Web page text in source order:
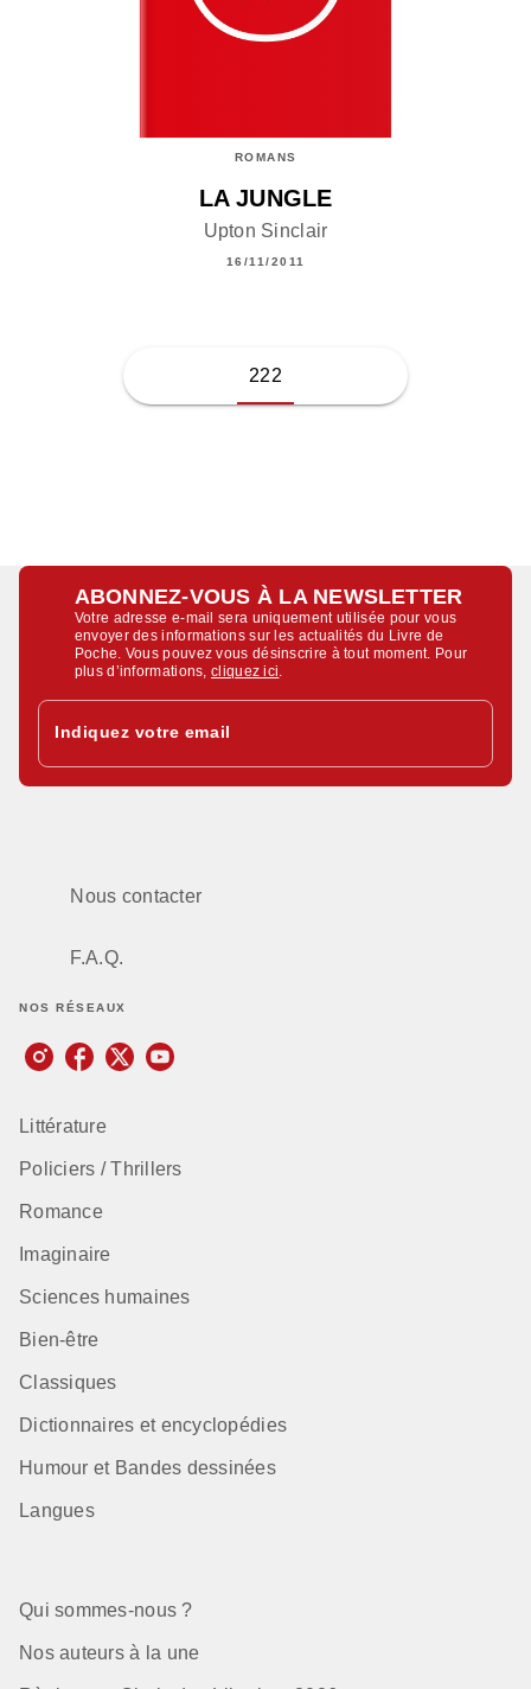
ROMANS
LA JUNGLE
Upton Sinclair
16/11/2011
222
ABONNEZ-VOUS À LA NEWSLETTER
Votre adresse e-mail sera uniquement utilisée pour vous
envoyer des informations sur les actualités du Livre de
Poche. Vous pouvez vous désinscrire à tout moment. Pour
plus d’informations,cliquez ici
Indiquez votre email
Nous contacter
F.A.Q.
NOS RÉSEAUX
Littérature
Policiers / Thrillers
Romance
Imaginaire
Sciences humaines
Bien-être
Classiques
Dictionnaires et encyclopédies
Humour et Bandes dessinées
Langues
Qui sommes-nous ?
Nos auteurs à la une